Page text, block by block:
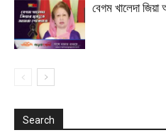
বেগম খালেদা
Search